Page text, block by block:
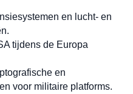
en lucht- en
tijdens de Europa
en
voor militaire platforms.